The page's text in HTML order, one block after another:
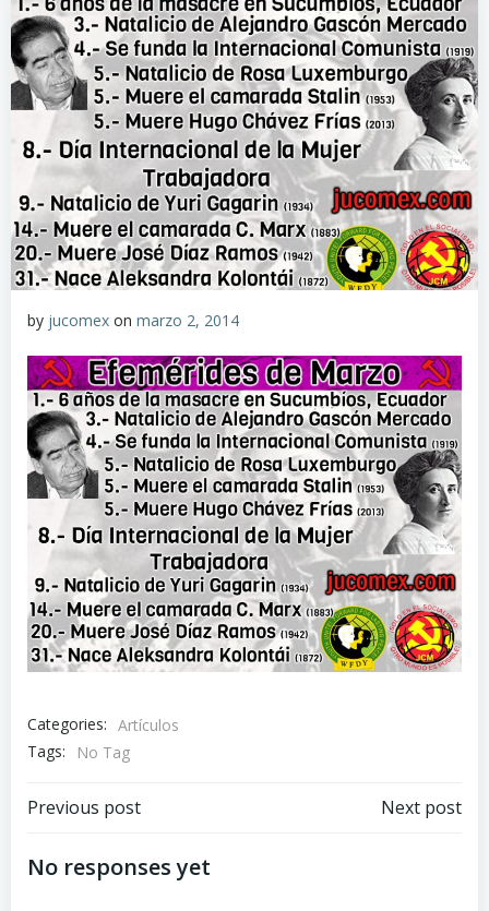
by jucomex on marzo 2, 2014
Categories: Artículos
Tags:
No Tag
Navegación
de
Previous post
Navegación
Next post
No responses yet